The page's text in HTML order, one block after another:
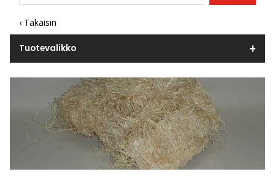
‹ Takaisin
Tuotevalikko